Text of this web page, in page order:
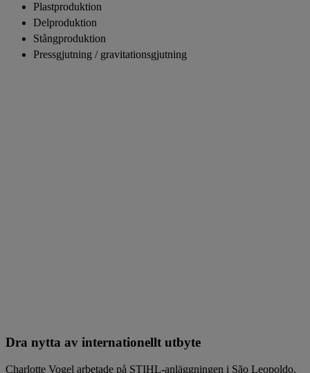
Plastproduktion
Delproduktion
Stångproduktion
Pressgjutning / gravitationsgjutning
Dra nytta av internationellt utbyte
Charlotte Vogel arbetade på STIHL-anläggningen i São Leopoldo,